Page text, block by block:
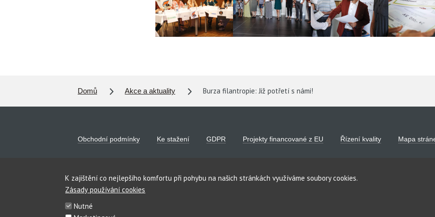
Domů Akce a aktuality Burza filantropie: Již potřetí s námi!
Obchodní podmínky Ke stažení GDPR Projekty financované z EU Řízení kvality Mapa
LinkedIn Facebook
K zajištění co nejlepšího komfortu při pohybu na našich stránkách využíváme soubory cookies.
Zásady používání cookies
Nutné